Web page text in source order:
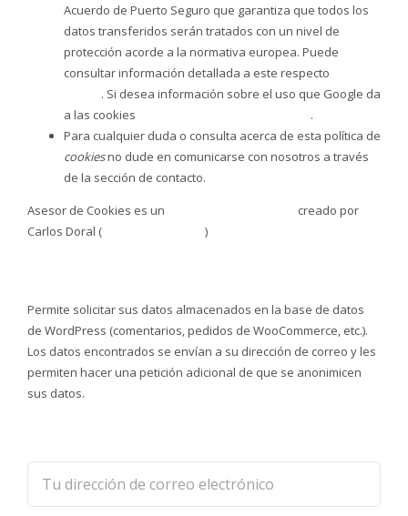
Acuerdo de Puerto Seguro que garantiza que todos los
datos transferidos serán tratados con un nivel de
protección acorde a la normativa europea. Puede
consultar información detallada a este respecto
. Si desea información sobre el uso que Google da
a las cookies
.
Para cualquier duda o consulta acerca de esta política de
cookiesno dude en comunicarse con nosotros a través
de la sección de contacto.
Asesor de Cookies es un
creado por
Carlos Doral (
)
Permite solicitar sus datos almacenados en la base de datos
de WordPress (comentarios, pedidos de WooCommerce, etc.).
Los datos encontrados se envían a su dirección de correo y les
permiten hacer una petición adicional de que se anonimicen
sus datos.